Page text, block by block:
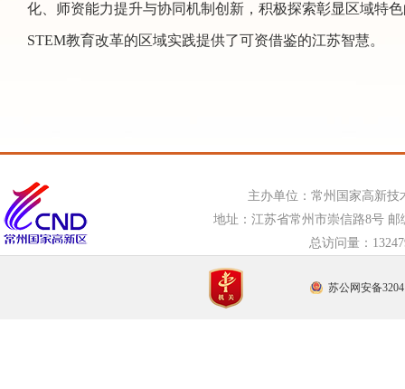
化、师资能力提升与协同机制创新，积极探索彰显区域特
STEM教育改革的区域实践提供了可资借鉴的江苏智慧。
主办单位：常州国家高新
地址：江苏省常州市崇信路8号 邮
总访问量：
苏公网安备